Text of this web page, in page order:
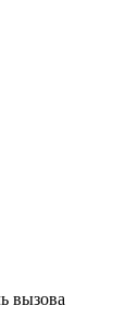
вызова